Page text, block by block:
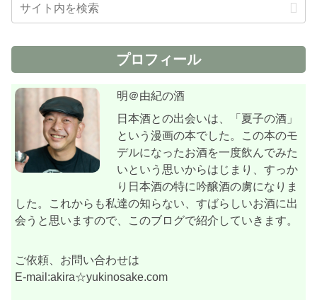
プロフィール
明＠由紀の酒
日本酒との出会いは、「夏子の酒」
という漫画の本でした。この本のモ
デルになったお酒を一度飲んでみた
いという思いからはじまり、すっか
り日本酒の特に吟醸酒の虜になりま
した。これからも私達の知らない、すばらしいお酒に出
会うと思いますので、このブログで紹介していきます。
ご依頼、お問い合わせは
E-mail:akira☆yukinosake.com